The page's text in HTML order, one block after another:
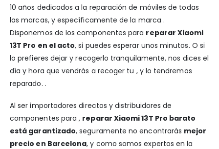
10 años dedicados a la reparación de móviles de todas
las marcas, y específicamente de la marca .
Disponemos de los componentes para reparar Xiaomi
13T Pro en el acto, si puedes esperar unos minutos. O si
lo prefieres dejar y recogerlo tranquilamente, nos dices el
día y hora que vendrás a recoger tu , y lo tendremos
reparado. .
Al ser importadores directos y distribuidores de
componentes para , reparar Xiaomi 13T Pro barato
está garantizado, seguramente no encontrarás mejor
precio en Barcelona, y como somos expertos en la